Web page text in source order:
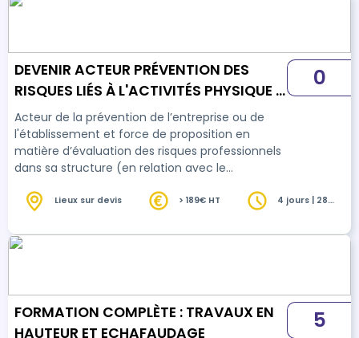
DEVENIR ACTEUR PRÉVENTION DES
RISQUES LIÉS À L'ACTIVITÉS PHYSIQUE -
SANITAIRE ET MÉDICO-SOCIAL
Acteur de la prévention de l’entreprise ou de
l'établissement et force de proposition en
matière d’évaluation des risques professionnels
dans sa structure (en relation avec le
métier, observe, décrit, analyse sa situation de
0
Lieux sur devis > 189€ HT
4 jours | 28
FORMATION COMPLÈTE : TRAVAUX EN
HAUTEUR ET ECHAFAUDAGE
5